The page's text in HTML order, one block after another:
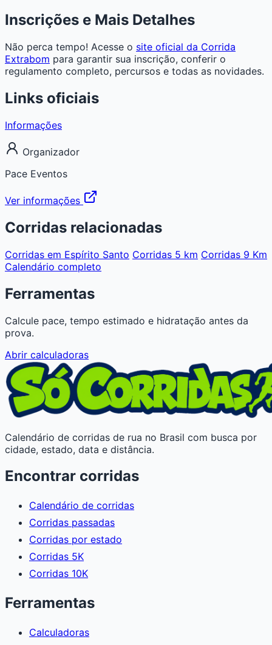
Inscrições e Mais Detalhes
Não perca tempo! Acesse o site oficial da Corrida
Extrabom para garantir sua inscrição, conferir o
regulamento completo, percursos e todas as novidades.
Links oficiais
Informações
Organizador
Pace Eventos
Ver informações
Corridas relacionadas
Corridas em Espírito Santo Corridas 5 km Corridas 9 Km
Calendário completo
Ferramentas
Calcule pace, tempo estimado e hidratação antes da
prova.
Abrir calculadoras
Calendário de corridas de rua no Brasil com busca por
cidade, estado, data e distância.
Encontrar corridas
Calendário de corridas
Corridas passadas
Corridas por estado
Corridas 5K
Corridas 10K
Ferramentas
Calculadoras